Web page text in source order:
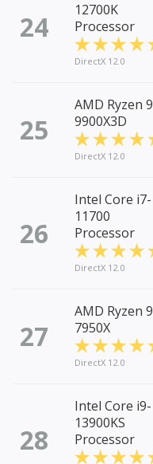
24
12700K
Processor
DirectX 12.0
25
AMD Ryzen 9
9900X3D
DirectX 12.0
26
Intel Core i7-
11700
Processor
DirectX 12.0
27
AMD Ryzen 9
7950X
DirectX 12.0
28
Intel Core i9-
13900KS
Processor